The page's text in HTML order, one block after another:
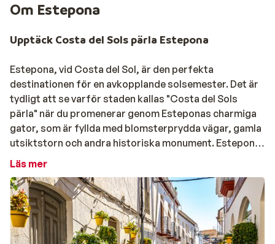
Om Estepona
Upptäck Costa del Sols pärla Estepona
Estepona, vid Costa del Sol, är den perfekta
destinationen för en avkopplande solsemester. Det är
tydligt att se varför staden kallas "Costa del Sols
pärla" när du promenerar genom Esteponas charmiga
gator, som är fyllda med blomsterprydda vägar, gamla
utsiktstorn och andra historiska monument. Estepona
är utan tvekan en av de mest tilltalande destinationerna
Manilva ger dig dessutom gott om möjligheter att
skapa din semester i Estepona på ditt eget sätt. Norr
om Estepona hittar du det bergiga området Paraje
Natural Los Reales de Sierra Bermeja, ett paradis för
Läs mer